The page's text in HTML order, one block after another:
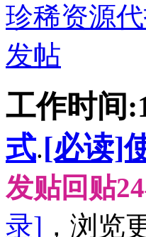
珍稀资源
发帖
工作时间
式.[必读]
发贴回贴
录] ，浏览